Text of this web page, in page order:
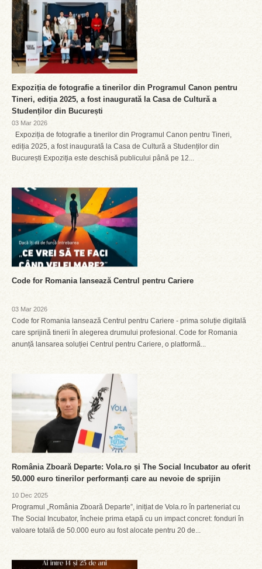
Expoziția de fotografie a tinerilor din Programul Canon pentru
Tineri, ediția 2025, a fost inaugurată la Casa de Cultură a
Studenților din București
03 Mar 2026
Expoziția de fotografie a tinerilor din Programul Canon pentru Tineri,
ediția 2025, a fost inaugurată la Casa de Cultură a Studenților din
București Expoziția este deschisă publicului până pe 12...
Code for Romania lansează Centrul pentru Cariere
03 Mar 2026
Code for Romania lansează Centrul pentru Cariere - prima soluție digitală
care sprijină tinerii în alegerea drumului profesional. Code for Romania
anunță lansarea soluției Centrul pentru Cariere, o platformă...
România Zboară Departe: Vola.ro și The Social Incubator au oferit
50.000 euro tinerilor performanți care au nevoie de sprijin
10 Dec 2025
Programul „România Zboară Departe”, inițiat de Vola.ro în parteneriat cu
The Social Incubator, încheie prima etapă cu un impact concret: fonduri în
valoare totală de 50.000 euro au fost alocate pentru 20 de...